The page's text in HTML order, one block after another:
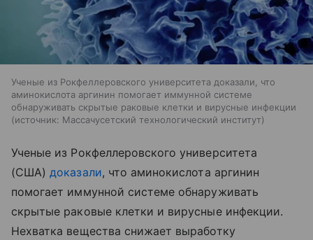
Ученые из Рокфеллеровского университета доказали, что
аминокислота аргинин помогает иммунной системе
обнаруживать скрытые раковые клетки и вирусные инфекции
источник: Массачусетский технологический институт
Ученые из Рокфеллеровского университета
(США)доказали, что аминокислота аргинин
помогает иммунной системе обнаруживать
скрытые раковые клетки и вирусные инфекции.
Нехватка вещества снижает выработку